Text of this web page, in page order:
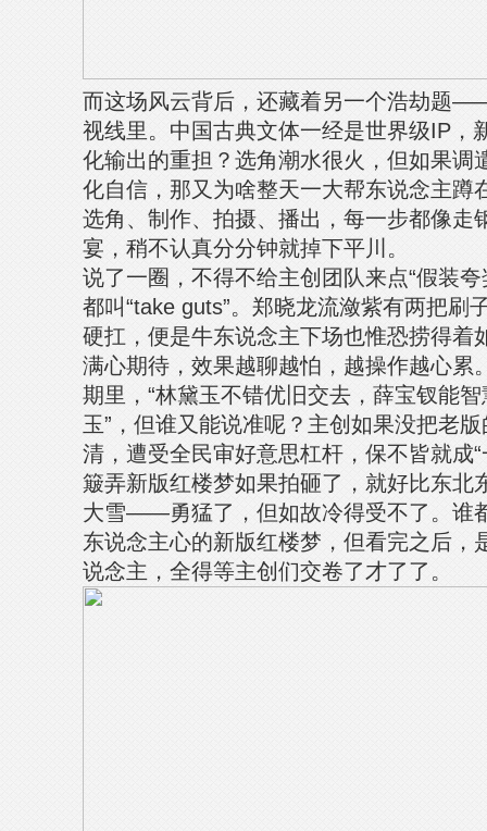
而这场风云背后，还藏着另一个浩劫题
视线里。中国古典文体一经是世界级IP，
化输出的重担？选角潮水很火，但如果调
化自信，那又为啥整天一大帮东说念主蹲
选角、制作、拍摄、播出，每一步都像走
宴，稍不认真分分钟就掉下平川。
说了一圈，不得不给主创团队来点“假装
都叫“take guts”。郑晓龙流潋紫有两把刷
硬扛，便是牛东说念主下场也惟恐捞得着
满心期待，效果越聊越怕，越操作越心累
期里，“林黛玉不错优旧交去，薛宝钗能
玉”，但谁又能说准呢？主创如果没把老
清，遭受全民审好意思杠杆，保不皆就成
簸弄新版红楼梦如果拍砸了，就好比东北
大雪——勇猛了，但如故冷得受不了。谁
东说念主心的新版红楼梦，但看完之后，
说念主，全得等主创们交卷了才了了。